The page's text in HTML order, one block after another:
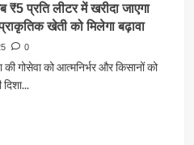
प्रति लीटर में खरीदा जाएगा
खेती को मिलेगा बढ़ावा
0
गोसेवा को आत्मनिर्भर और किसानों को